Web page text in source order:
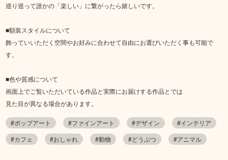
巡り巡って誰かの「楽しい」に繋がったら嬉しいです。
■額装スタイルについて
飾っていいただく空間やお好みに合わせて自由にお選びいただく事も可能で
す。
■色や質感について
画面上でご覧いただいている作品と実際にお届けする作品とでは
見た目が異なる場合があります。
#ポップアート #ファインアート #デザイン
#インテリア
#カフェ
#おしゃれ #動物 #どうぶつ #アニマル